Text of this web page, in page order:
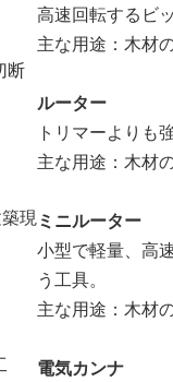
断
現
高速回転するビ
主な用途：木材
ルーター
トリマーよりも
主な用途：木材
ミニルーター
小型で軽量、高
う工具。
主な用途：木材
電気カンナ